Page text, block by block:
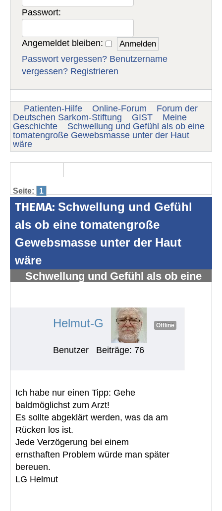
Passwort:
Angemeldet bleiben:
Passwort vergessen? Benutzername
vergessen? Registrieren
Patienten-Hilfe Online-Forum
Forum der
Deutschen Sarkom-Stiftung
GIST
Meine
Geschichte
Schwellung und Gefühl als ob eine
tomatengroße Gewebsmasse unter der Haut
wäre
Seite: 1
THEMA: Schwellung und Gefühl
als ob eine tomatengroße
Gewebsmasse unter der Haut
wäre
Schwellung und Gefühl als ob eine
Helmut-G Offline
Benutzer Beiträge: 76
Ich habe nur einen Tipp: Gehe
baldmöglichst zum Arzt!
Es sollte abgeklärt werden, was da am
Rücken los ist.
Jede Verzögerung bei einem
ernsthaften Problem würde man später
bereuen.
LG Helmut